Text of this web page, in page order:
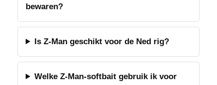
bewaren?
Is Z-Man geschikt voor de Ned rig?
Welke Z-Man-softbait gebruik ik voor